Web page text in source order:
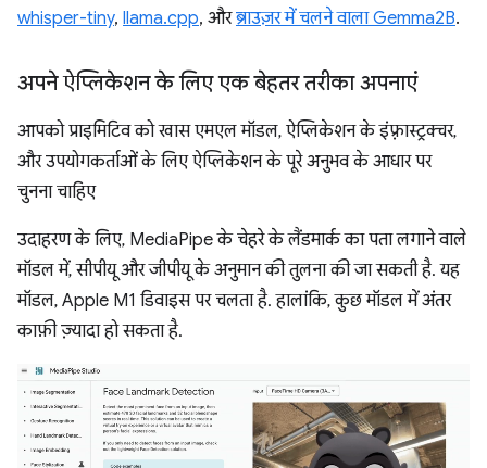
whisper-tiny, llama.cpp, औरब्राउज़र में चलने वाला Gemma2B.
अपने ऐप्लिकेशन के लिए एक बेहतर तरीका अपनाएं
आपको प्राइमिटिव को खास एमएल मॉडल, ऐप्लिकेशन के इंफ़्रास्ट्रक्चर,
और उपयोगकर्ताओं के लिए ऐप्लिकेशन के पूरे अनुभव के आधार पर
चुनना चाहिए
उदाहरण के लिए, MediaPipe के चेहरे के लैंडमार्क का पता लगाने वाले
मॉडल में, सीपीयू और जीपीयू के अनुमान की तुलना की जा सकती है. यह
मॉडल, Apple M1 डिवाइस पर चलता है. हालांकि, कुछ मॉडल में अंतर
काफ़ी ज़्यादा हो सकता है.